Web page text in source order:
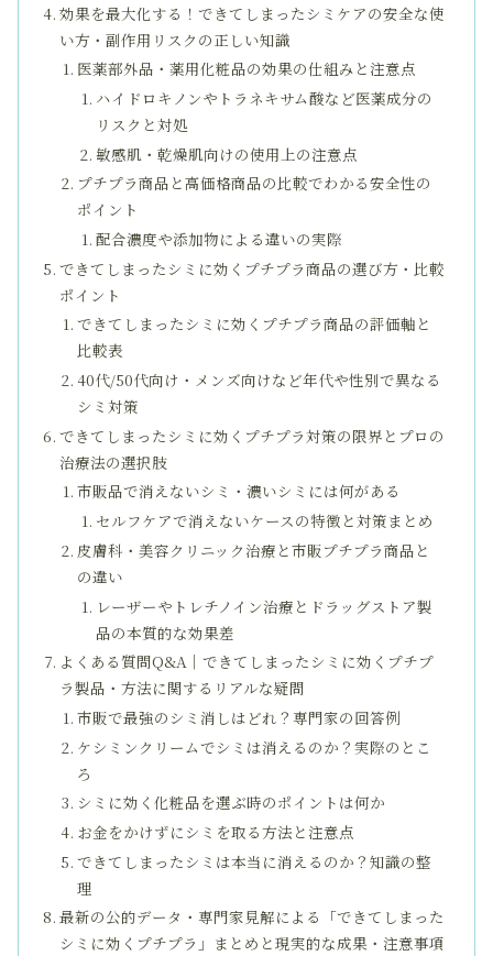
効果を最大化する！できてしまったシミケアの安全な使
い方・副作用リスクの正しい知識
医薬部外品・薬用化粧品の効果の仕組みと注意点
ハイドロキノンやトラネキサム酸など医薬成分の
リスクと対処
敏感肌・乾燥肌向けの使用上の注意点
プチプラ商品と高価格商品の比較でわかる安全性の
ポイント
配合濃度や添加物による違いの実際
できてしまったシミに効くプチプラ商品の選び方・比較
ポイント
できてしまったシミに効くプチプラ商品の評価軸と
比較表
40代/50代向け・メンズ向けなど年代や性別で異なる
シミ対策
できてしまったシミに効くプチプラ対策の限界とプロの
治療法の選択肢
市販品で消えないシミ・濃いシミには何がある
セルフケアで消えないケースの特徴と対策まとめ
皮膚科・美容クリニック治療と市販プチプラ商品と
の違い
レーザーやトレチノイン治療とドラッグストア製
品の本質的な効果差
よくある質問Q&A｜できてしまったシミに効くプチプ
ラ製品・方法に関するリアルな疑問
市販で最強のシミ消しはどれ？専門家の回答例
ケシミンクリームでシミは消えるのか？実際のとこ
ろ
シミに効く化粧品を選ぶ時のポイントは何か
お金をかけずにシミを取る方法と注意点
できてしまったシミは本当に消えるのか？知識の整
理
最新の公的データ・専門家見解による「できてしまった
シミに効くプチプラ」まとめと現実的な成果・注意事項